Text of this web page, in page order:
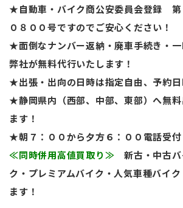
★自動車・バイク商公安委員会登録 第
０８００号ですのでご安心ください！
★面倒なナンバー返納・廃車手続き・
弊社が無料代行いたします！
★出張・出向の日時は指定自由、予約日
★静岡県内（西部、中部、東部）へ無
ます！
★朝７：００から夕方６：００電話受付
≪同時併用高値買取り≫ 新古・中古バ
ク・プレミアムバイク・人気車種バイク
ます！